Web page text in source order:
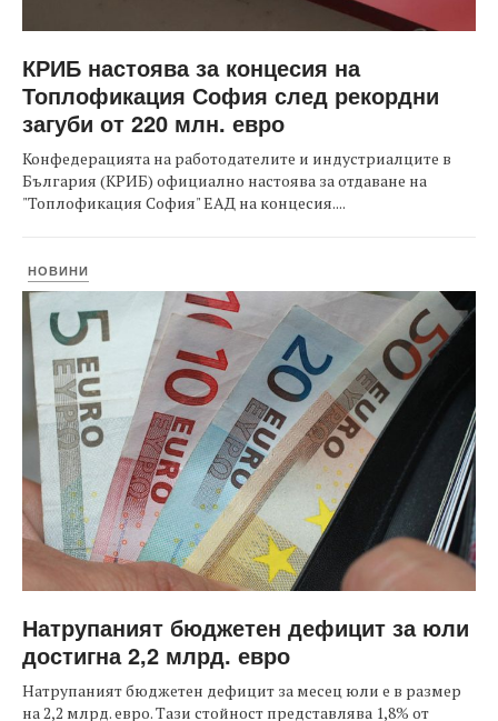
КРИБ настоява за концесия на
Топлофикация София след рекордни
загуби от 220 млн. евро
Конфедерацията на работодателите и индустриалците в
България (КРИБ) официално настоява за отдаване на
"Топлофикация София" ЕАД на концесия....
НОВИНИ
Натрупаният бюджетен дефицит за юли
достигна 2,2 млрд. евро
Натрупаният бюджетен дефицит за месец юли е в размер
на 2,2 млрд. евро. Тази стойност представлява 1,8% от